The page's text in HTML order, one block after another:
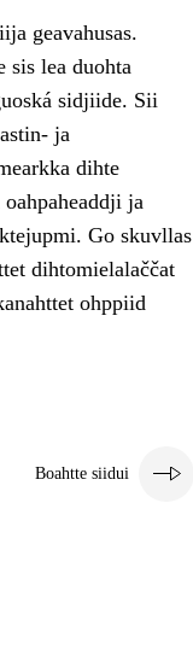
geavahusas.
sis lea duohta
sidjiide. Sii
ja
dihte
ja
Go skuvllas
dihtomielalaččat
ohppiid
Boahtte siidui